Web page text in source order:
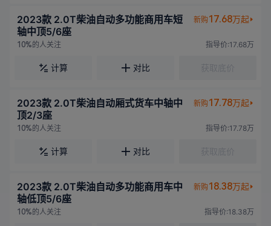
2023款 2.0T柴油自动多功能商用车短
轴中顶5/6座
新购 17.68万起
10%的人关注 指导价:17.68万
计算 对比
2023款 2.0T柴油自动厢式货车中轴中
顶2/3座
新购 17.78万起
10%的人关注 指导价:17.78万
计算 对比
2023款 2.0T柴油自动多功能商用车中
轴低顶5/6座
新购 18.38万起
10%的人关注 指导价:18.38万